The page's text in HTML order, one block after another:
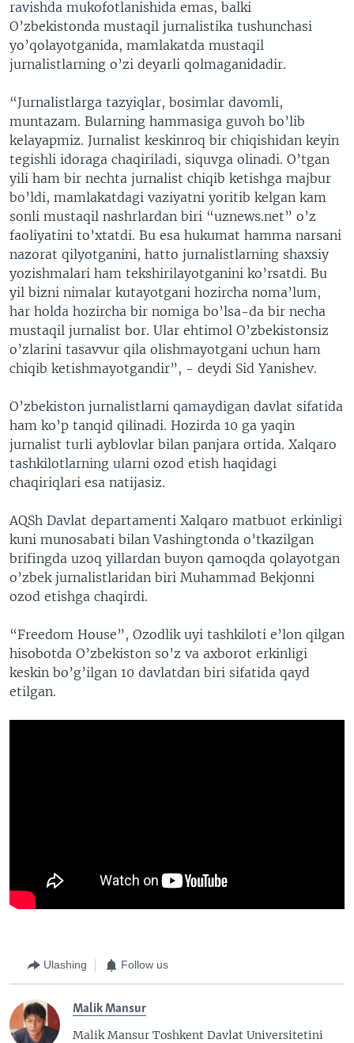
ravishda mukofotlanishida emas, balki
O’zbekistonda mustaqil jurnalistika tushunchasi
yo’qolayotganida, mamlakatda mustaqil
jurnalistlarning o’zi deyarli qolmaganidadir.
“Jurnalistlarga tazyiqlar, bosimlar davomli,
muntazam. Bularning hammasiga guvoh bo’lib
kelayapmiz. Jurnalist keskinroq bir chiqishidan keyin
tegishli idoraga chaqiriladi, siquvga olinadi. O’tgan
yili ham bir nechta jurnalist chiqib ketishga majbur
bo’ldi, mamlakatdagi vaziyatni yoritib kelgan kam
sonli mustaqil nashrlardan biri “uznews.net” o’z
faoliyatini to’xtatdi. Bu esa hukumat hamma narsani
nazorat qilyotganini, hatto jurnalistlarning shaxsiy
yozishmalari ham tekshirilayotganini ko’rsatdi. Bu
yil bizni nimalar kutayotgani hozircha noma’lum,
har holda hozircha bir nomiga bo’lsa-da bir necha
mustaqil jurnalist bor. Ular ehtimol O’zbekistonsiz
o’zlarini tasavvur qila olishmayotgani uchun ham
chiqib ketishmayotgandir”, - deydi Sid Yanishev.
O’zbekiston jurnalistlarni qamaydigan davlat sifatida
ham ko’p tanqid qilinadi. Hozirda 10 ga yaqin
jurnalist turli ayblovlar bilan panjara ortida. Xalqaro
tashkilotlarning ularni ozod etish haqidagi
chaqiriqlari esa natijasiz.
AQSh Davlat departamenti Xalqaro matbuot erkinligi
kuni munosabati bilan Vashingtonda o’tkazilgan
brifingda uzoq yillardan buyon qamoqda qolayotgan
o’zbek jurnalistlaridan biri Muhammad Bekjonni
ozod etishga chaqirdi.
“Freedom House”, Ozodlik uyi tashkiloti e’lon qilgan
hisobotda O’zbekiston so’z va axborot erkinligi
keskin bo’g’ilgan 10 davlatdan biri sifatida qayd
etilgan.
Ulashing Follow us
Malik Mansur
Malik Mansur Toshkent Davlat Universitetini